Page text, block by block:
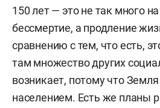
150 лет — это не так много
бессмертие, а продление
сравнению с тем, что есть,
там множество других
возникает, потому что
населением. Есть же планы